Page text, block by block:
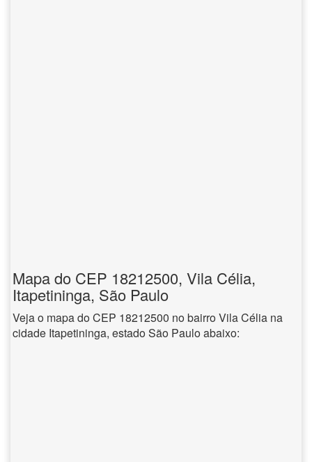
Mapa do CEP 18212500, Vila Célia,
Itapetininga, São Paulo
Veja o mapa do CEP 18212500 no bairro Vila Célia na
cidade Itapetininga, estado São Paulo abaixo: